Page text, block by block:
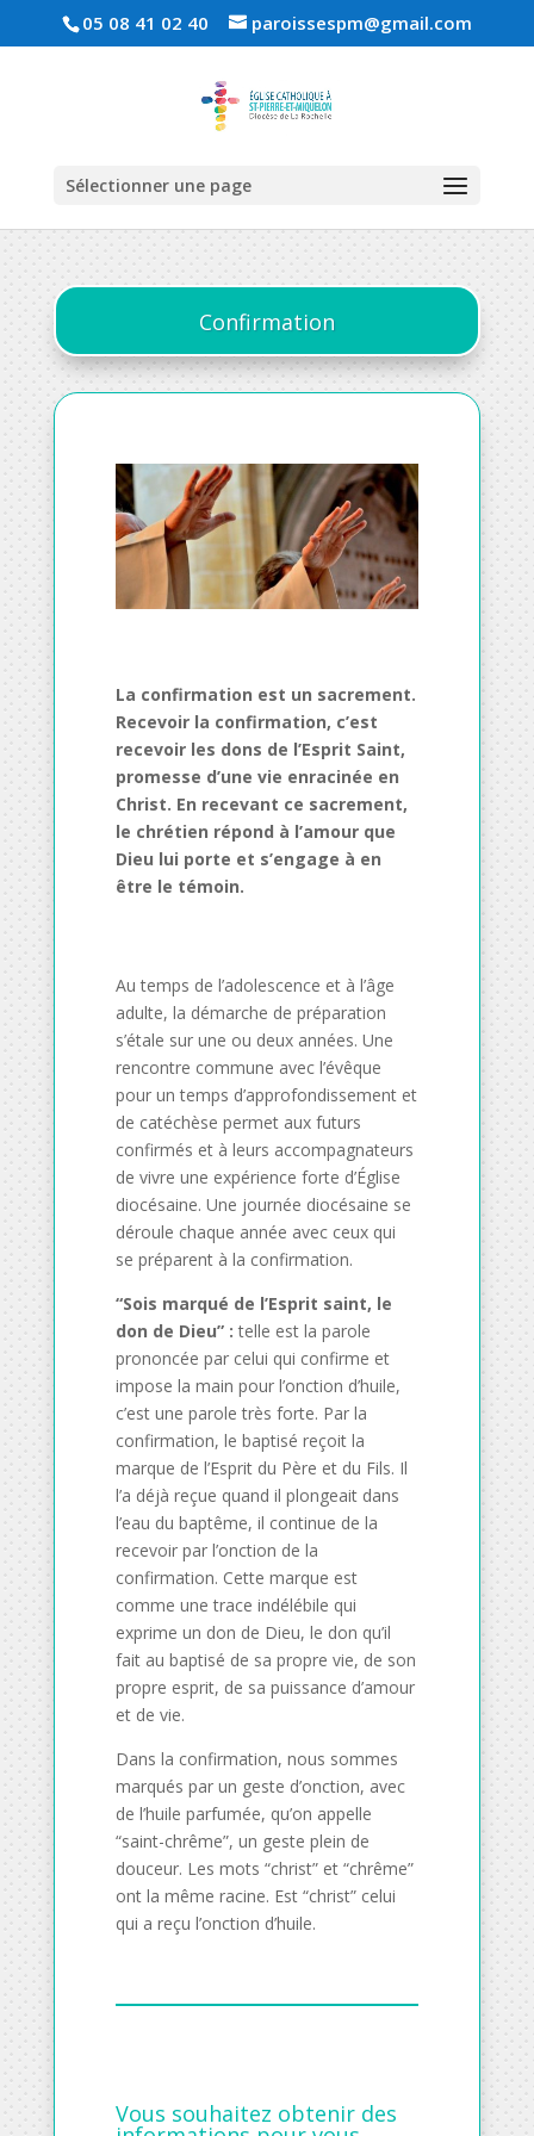
05 08 41 02 40 paroissespm@gmail.com
Sélectionner une page
Confirmation
La confirmation est un sacrement.
Recevoir la confirmation, c’est
recevoir les dons de l’Esprit Saint,
promesse d’une vie enracinée en
Christ. En recevant ce sacrement,
le chrétien répond à l’amour que
Dieu lui porte et s’engage à en
être le témoin.
Au temps de l’adolescence et à l’âge
adulte, la démarche de préparation
s’étale sur une ou deux années. Une
rencontre commune avec l’évêque
pour un temps d’approfondissement et
de catéchèse permet aux futurs
confirmés et à leurs accompagnateurs
de vivre une expérience forte d’Église
diocésaine. Une journée diocésaine se
déroule chaque année avec ceux qui
se préparent à la confirmation.
“Sois marqué de l’Esprit saint, le
don de Dieu” :telle est la parole
prononcée par celui qui confirme et
impose la main pour l’onction d’huile,
c’est une parole très forte. Par la
confirmation, le baptisé reçoit la
marque de l’Esprit du Père et du Fils. Il
l’a déjà reçue quand il plongeait dans
l’eau du baptême, il continue de la
recevoir par l’onction de la
confirmation. Cette marque est
comme une trace indélébile qui
exprime un don de Dieu, le don qu’il
fait au baptisé de sa propre vie, de son
propre esprit, de sa puissance d’amour
et de vie.
Dans la confirmation, nous sommes
marqués par un geste d’onction, avec
de l’huile parfumée, qu’on appelle
“saint-chrême”, un geste plein de
douceur. Les mots “christ” et “chrême”
ont la même racine. Est “christ” celui
qui a reçu l’onction d’huile.
Vous souhaitez obtenir des